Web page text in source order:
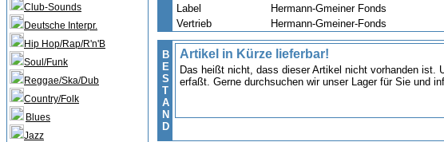
Club-Sounds
Deutsche Interpr.
Hip Hop/Rap/R'n'B
Soul/Funk
Reggae/Ska/Dub
Country/Folk
Blues
Jazz
Label
Hermann-Gmeiner Fonds
Vertrieb
Hermann-Gmeiner-Fonds
B
E
S
T
A
N
D
Artikel in Kürze lieferbar!
Das heißt nicht, dass dieser Artikel nicht vorhanden ist.
erfaßt. Gerne durchsuchen wir unser Lager für Sie und